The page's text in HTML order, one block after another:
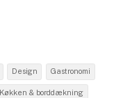
Design Gastronomi
Køkken & borddækning